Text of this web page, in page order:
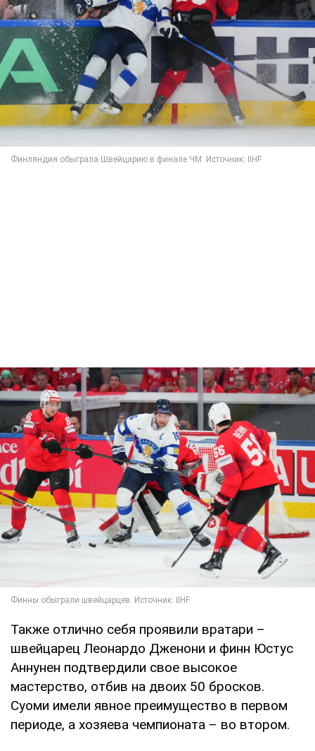
Также отлично себя проявили вратари –
швейцарец Леонардо Дженони и финн Юстус
Аннунен подтвердили свое высокое
мастерство, отбив на двоих 50 бросков.
Суоми имели явное преимущество в первом
периоде, а хозяева чемпионата – во втором.